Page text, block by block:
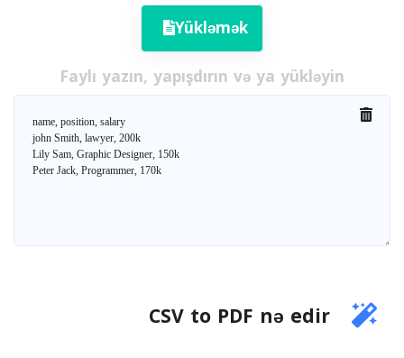
Yükləmək
Faylı yazın, yapışdırın və ya yükləyin
CSV to PDF nə edir